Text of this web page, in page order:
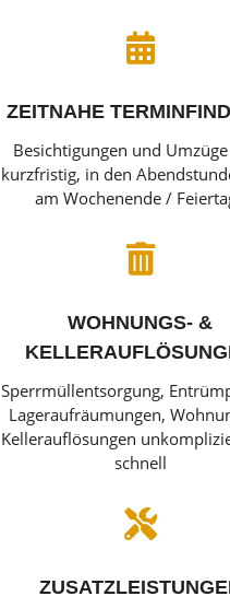

ZEITNAHE
Besichtigungen und
kurzfristig, in den
am Wochenende /

WOHNUNGS- &
Sperrmüllentsorgung,
Lageraufräumungen,
Kellerauflösungen
schnell
